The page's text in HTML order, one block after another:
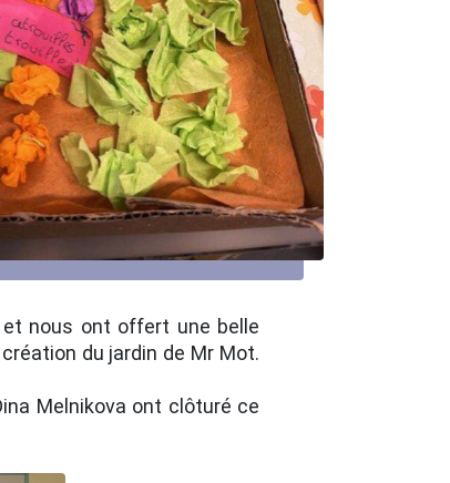
nous ont offert une belle
du jardin de Mr Mot.
Melnikova ont clôturé ce